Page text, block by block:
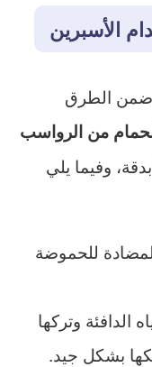
الأسبرين
ضمن الطرق
من الرواسب
وفيما يلي
للحموضة
الدافئة وتركها
بشكل جيد.